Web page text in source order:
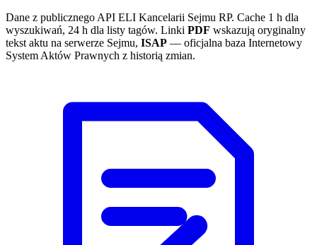
Dane z publicznego API ELI Kancelarii Sejmu RP. Cache 1 h dla
wyszukiwań, 24 h dla listy tagów. Linki PDF wskazują oryginalny
tekst aktu na serwerze Sejmu, ISAP — oficjalna baza Internetowy
System Aktów Prawnych z historią zmian.